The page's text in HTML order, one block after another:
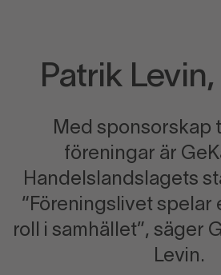
Patrik
Med sponsorskap
föreningar är
Handelslandslagets
“Föreningslivet spelar
roll i samhället”, säger
Levin.